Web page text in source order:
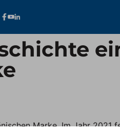
Marke. Im Jahr